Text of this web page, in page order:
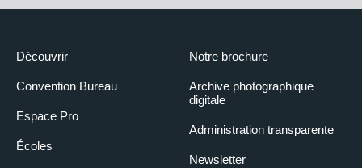
Découvrir
Convention Bureau
Espace Pro
Écoles
Notre brochure
Archive photographique
digitale
Administration transparente
Newsletter